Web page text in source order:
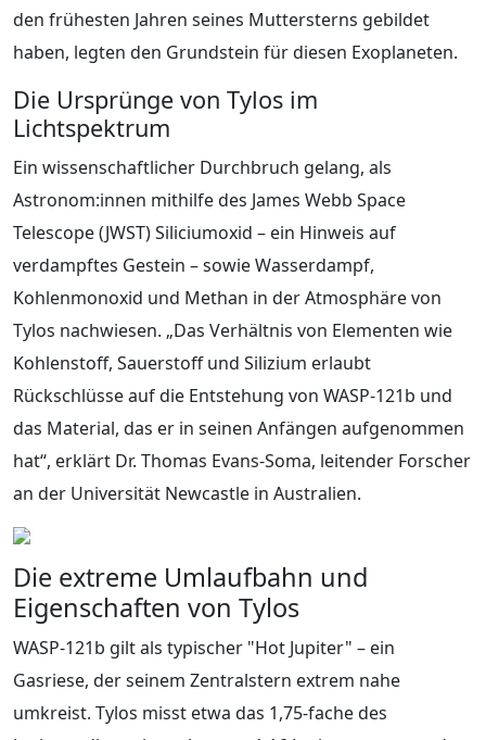
den frühesten Jahren seines Muttersterns gebildet
haben, legten den Grundstein für diesen Exoplaneten.
Die Ursprünge von Tylos im
Lichtspektrum
Ein wissenschaftlicher Durchbruch gelang, als
Astronom:innen mithilfe des James Webb Space
Telescope (JWST) Siliciumoxid – ein Hinweis auf
verdampftes Gestein – sowie Wasserdampf,
Kohlenmonoxid und Methan in der Atmosphäre von
Tylos nachwiesen. „Das Verhältnis von Elementen wie
Kohlenstoff, Sauerstoff und Silizium erlaubt
Rückschlüsse auf die Entstehung von WASP-121b und
das Material, das er in seinen Anfängen aufgenommen
hat“, erklärt Dr. Thomas Evans-Soma, leitender Forscher
an der Universität Newcastle in Australien.
Die extreme Umlaufbahn und
Eigenschaften von Tylos
WASP-121b gilt als typischer "Hot Jupiter" – ein
Gasriese, der seinem Zentralstern extrem nahe
umkreist. Tylos misst etwa das 1,75-fache des